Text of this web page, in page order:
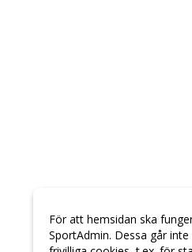
För att hemsidan ska
SportAdmin. Dessa går